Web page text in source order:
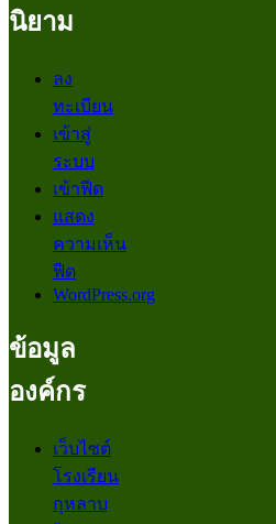
นิยาม
ลง
ทะเบียน
เข้าสู่
ระบบ
เข้าฟีด
แสดง
ความเห็น
ฟีด
WordPress.org
ข้อมูล
องค์กร
เว็บไซต์
โรงเรียน
กุหลาบ